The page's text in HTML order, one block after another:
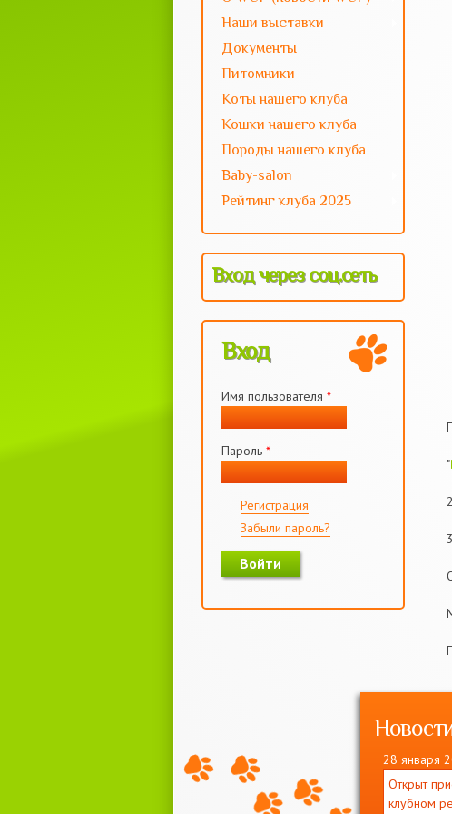
Наши выставки
Документы
Питомники
Коты нашего клуба
Кошки нашего клуба
Породы нашего клуба
Baby-salon
Рейтинг клуба 2025
Вход через соц.сеть
Вход
Имя пользователя *
Пароль *
Регистрация
Забыли пароль?
"
28 января
Открыт
клубном